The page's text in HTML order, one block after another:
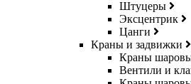
Штуцеры
Эксцентрик
Цанги
Краны и задвижки
Краны
Вентили и